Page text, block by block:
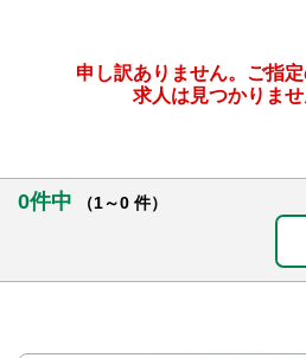
申し訳ありません。ご指
求人は見つかりませ
0件中
（1～0 件）